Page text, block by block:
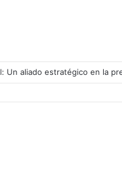
Un aliado estratégico en la